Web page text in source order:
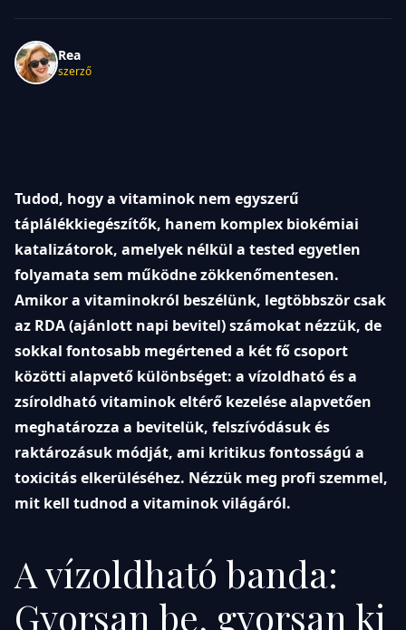
Rea
szerző
Tudod, hogy a vitaminok nem egyszerű
táplálékkiegészítők, hanem komplex biokémiai
katalizátorok, amelyek nélkül a tested egyetlen
folyamata sem működne zökkenőmentesen.
Amikor a vitaminokról beszélünk, legtöbbször csak
az RDA (ajánlott napi bevitel) számokat nézzük, de
sokkal fontosabb megértened a két fő csoport
közötti alapvető különbséget: a vízoldható és a
zsíroldható vitaminok eltérő kezelése alapvetően
meghatározza a bevitelük, felszívódásuk és
raktározásuk módját, ami kritikus fontosságú a
toxicitás elkerüléséhez. Nézzük meg profi szemmel,
mit kell tudnod a vitaminok világáról.
A vízoldható banda:
Gyorsan be, gyorsan ki